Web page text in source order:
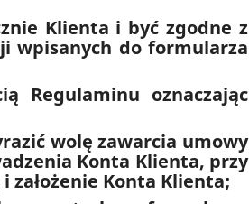
Klienta i być zgodne z
wpisanych do formularza
Regulaminu oznaczając
wolę zawarcia umowy
Konta Klienta, przy
Konta Klienta;